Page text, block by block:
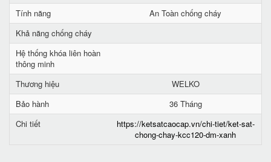
Tính năng
An Toàn chống cháy
Khả năng chống cháy
Hệ thống khóa liên hoàn
thông minh
Thương hiệu
WELKO
Bảo hành
36 Tháng
Chi tiết
https://ketsatcaocap.vn/chi-tiet/ket-sat-
chong-chay-kcc120-dm-xanh